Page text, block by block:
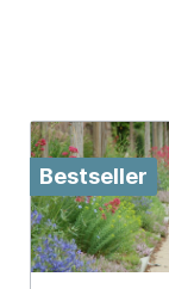
Bestseller